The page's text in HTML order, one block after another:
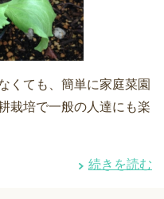
くても、簡単に家庭菜園
栽培で一般の人達にも楽
続きを読む